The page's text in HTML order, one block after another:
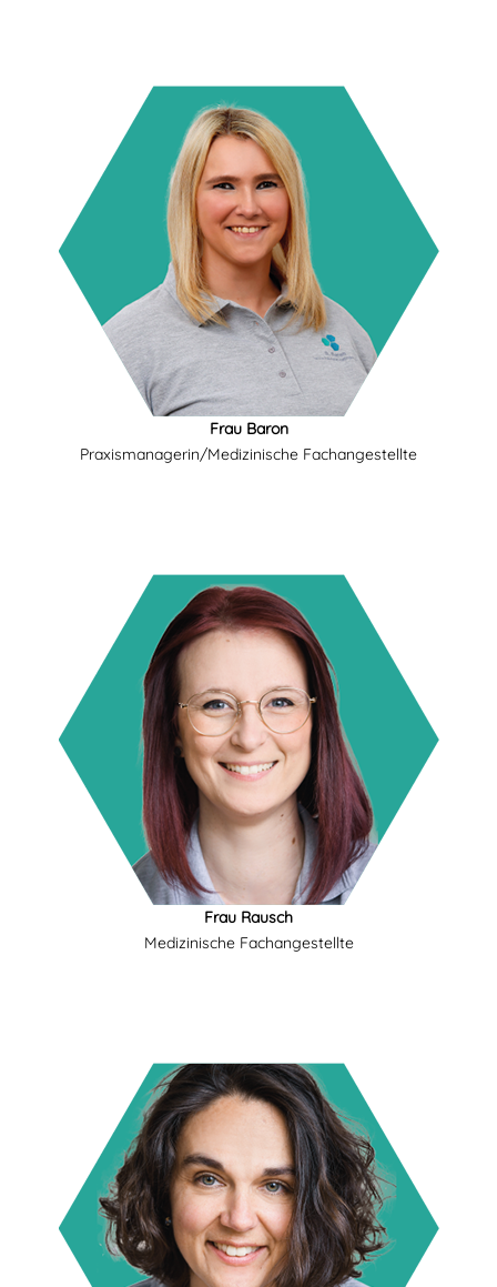
Frau Baron
Praxismanagerin/Medizinische Fachangestellte
Frau Rausch
Medizinische Fachangestellte